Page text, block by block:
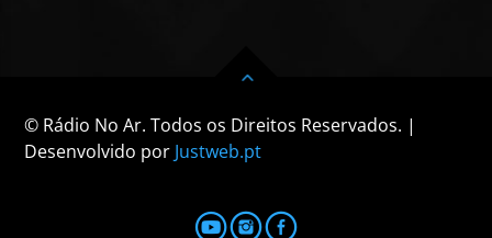
© Rádio No Ar. Todos os Direitos Reservados. |
Desenvolvido por Justweb.pt